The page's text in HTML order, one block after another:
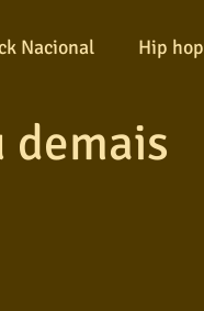
Nacional Hip hop
Rock internacional
demais